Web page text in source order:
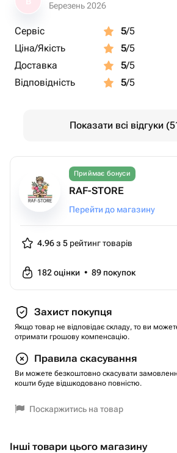
Березень 2026
Сервіс 5/5
Ціна/Якість
5/5
Доставка
5/5
Відповідність
5/5
Показати всі відгуки
Приймає бонуси
RAF-STORE
Перейти до магазину
4.96 з 5 рейтинг товарів
182оцінки • 89 покупок
Захист покупця
Якщо товар не відповідає складу, то ви
отримати грошову компенсацію.
Правила скасування
Ви можете безкоштовно скасувати
кошти буде відшкодовано повністю.
Поскаржитись на товар
Інші товари цього магазину